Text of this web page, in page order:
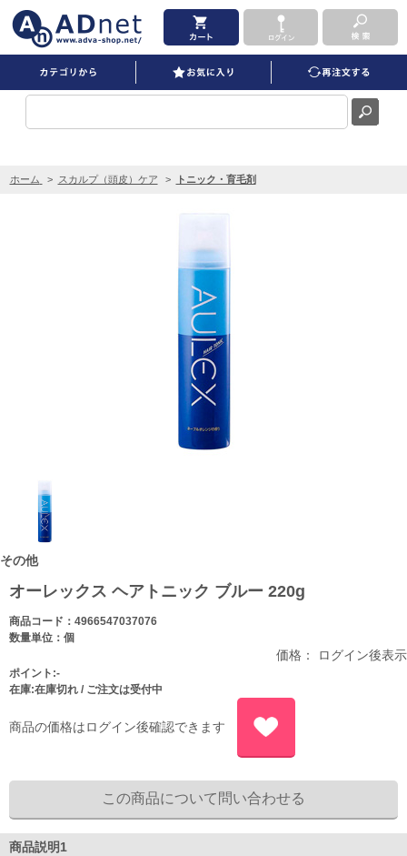
ホーム > スカルプ（頭皮）ケア > トニック・育毛剤
その他
オーレックス ヘアトニック ブルー 220g
商品コード：4966547037076
数量単位：個
価格： ログイン後表示
ポイント:-
在庫:在庫切れ / ご注文は受付中
商品の価格はログイン後確認できます
商品説明1